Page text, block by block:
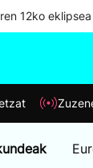
12ko eklipsea